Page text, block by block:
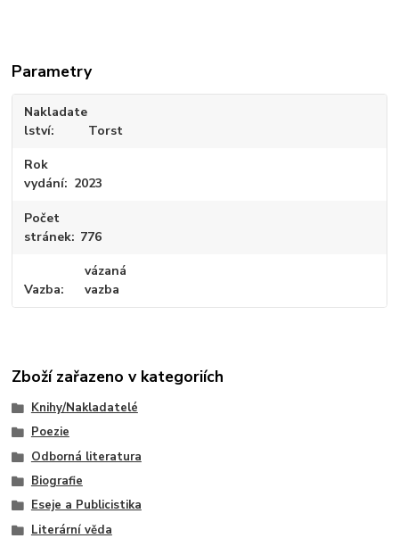
Parametry
Nakladate
lství
Torst
Rok
vydání
2023
Počet
stránek 776
Vazba
vázaná
vazba
Zboží zařazeno v kategoriích
Knihy/Nakladatelé
Poezie
Odborná literatura
Biografie
Eseje a Publicistika
Literární věda